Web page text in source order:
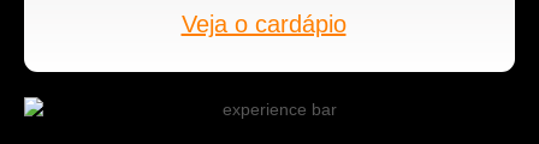
Veja o cardápio